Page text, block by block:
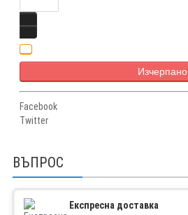
Изчерпано
Facebook
Twitter
ВЪПРОС
Експресна доставка